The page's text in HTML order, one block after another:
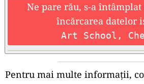
Ne pare rău, s-a
încărcarea datelor
Art School,
Pentru mai multe informații,